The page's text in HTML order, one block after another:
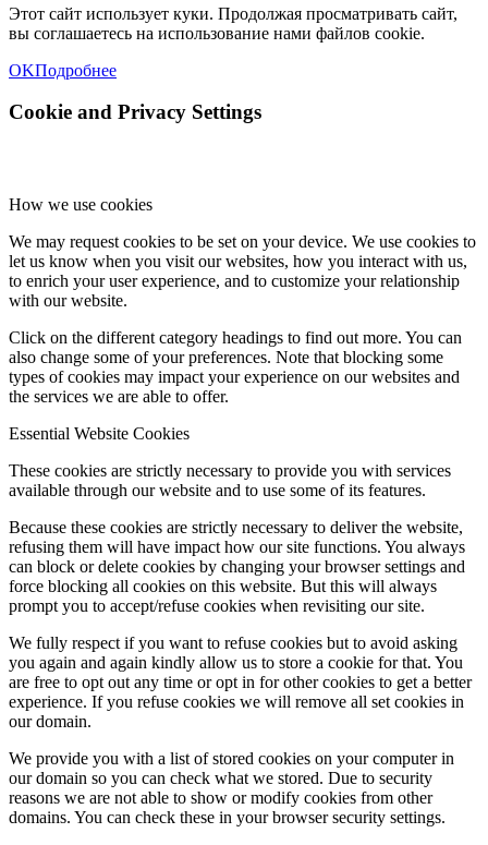
Этот сайт использует куки. Продолжая просматривать сайт,
вы соглашаетесь на использование нами файлов cookie.
OKПодробнее
Cookie and Privacy Settings
How we use cookies
We may request cookies to be set on your device. We use cookies to
let us know when you visit our websites, how you interact with us,
to enrich your user experience, and to customize your relationship
with our website.
Click on the different category headings to find out more. You can
also change some of your preferences. Note that blocking some
types of cookies may impact your experience on our websites and
the services we are able to offer.
Essential Website Cookies
These cookies are strictly necessary to provide you with services
available through our website and to use some of its features.
Because these cookies are strictly necessary to deliver the website,
refusing them will have impact how our site functions. You always
can block or delete cookies by changing your browser settings and
force blocking all cookies on this website. But this will always
prompt you to accept/refuse cookies when revisiting our site.
We fully respect if you want to refuse cookies but to avoid asking
you again and again kindly allow us to store a cookie for that. You
are free to opt out any time or opt in for other cookies to get a better
experience. If you refuse cookies we will remove all set cookies in
our domain.
We provide you with a list of stored cookies on your computer in
our domain so you can check what we stored. Due to security
reasons we are not able to show or modify cookies from other
domains. You can check these in your browser security settings.